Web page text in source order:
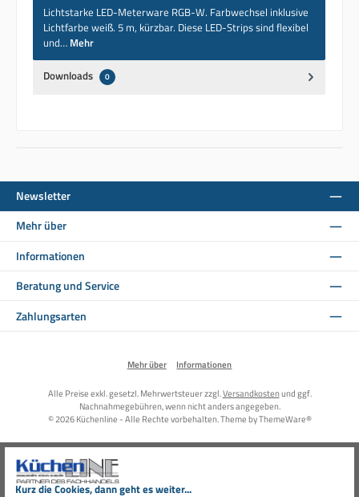
Kurz die Cookies, dann geht es weiter...
Lichtstarke LED-Meterware RGB-W. Farbwechsel inklusive
Lichtfarbe weiß. 5 m, kürzbar. Diese LED-Strips sind flexibel
und… Mehr
Downloads 0
Newsletter
Mehr über
Informationen
Beratung und Service
Zahlungsarten
Mehr über Informationen
Alle Preise exkl. gesetzl. Mehrwertsteuer zzgl.Versandkostenund ggf.
Nachnahmegebühren, wenn nicht anders angegeben.
© 2026 Küchenline - Alle Rechte vorbehalten. Theme byThemeWare®